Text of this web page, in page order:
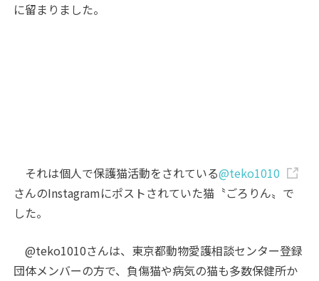
に留まりました。
それは個人で保護猫活動をされている@teko1010
さんのInstagramにポストされていた猫〝ごろりん〟で
した。
@teko1010さんは、東京都動物愛護相談センター登録
団体メンバーの方で、負傷猫や病気の猫も多数保健所か